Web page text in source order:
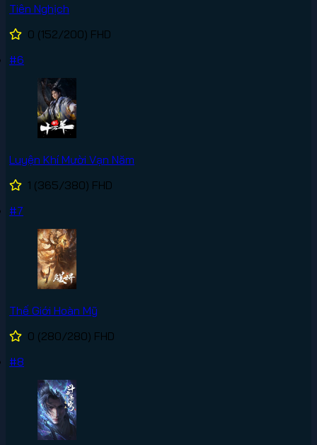
Tiên Nghịch
0 (152/200) FHD
#6
Luyện Khí Mười Vạn Năm
1 (365/380) FHD
#7
Thế Giới Hoàn Mỹ
0 (280/280) FHD
#8